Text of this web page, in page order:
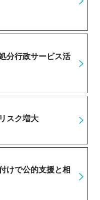
分行政サービス活
スク増大
けで公的支援と相